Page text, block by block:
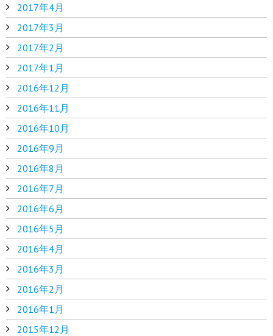
2017年4月
2017年3月
2017年2月
2017年1月
2016年12月
2016年11月
2016年10月
2016年9月
2016年8月
2016年7月
2016年6月
2016年5月
2016年4月
2016年3月
2016年2月
2016年1月
2015年12月